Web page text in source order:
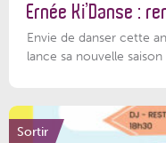
Ernée Ki’Danse :
Envie de danser cette
lance sa nouvelle saison
Sortir